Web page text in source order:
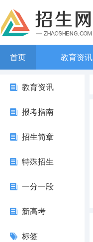
首页 教育资讯
教育资讯
报考指南
招生简章
特殊招生
一分一段
新高考
标签